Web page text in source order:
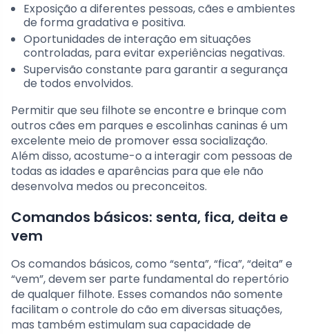
Exposição a diferentes pessoas, cães e ambientes
de forma gradativa e positiva.
Oportunidades de interação em situações
controladas, para evitar experiências negativas.
Supervisão constante para garantir a segurança
de todos envolvidos.
Permitir que seu filhote se encontre e brinque com
outros cães em parques e escolinhas caninas é um
excelente meio de promover essa socialização.
Além disso, acostume-o a interagir com pessoas de
todas as idades e aparências para que ele não
desenvolva medos ou preconceitos.
Comandos básicos: senta, fica, deita e
vem
Os comandos básicos, como “senta”, “fica”, “deita” e
“vem”, devem ser parte fundamental do repertório
de qualquer filhote. Esses comandos não somente
facilitam o controle do cão em diversas situações,
mas também estimulam sua capacidade de